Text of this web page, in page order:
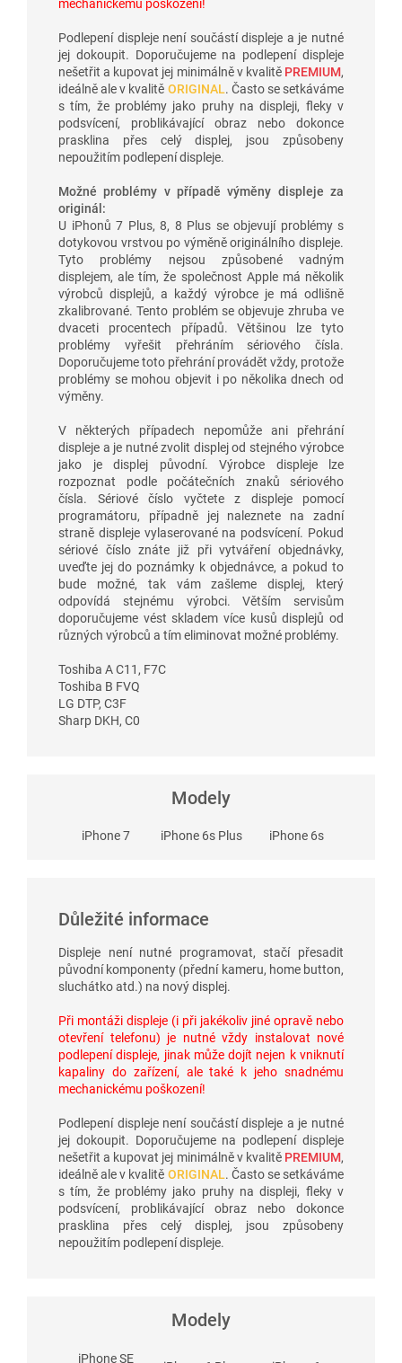
mechanickému poškození!
Podlepení displeje není součástí displeje a je nutné
jej dokoupit. Doporučujeme na podlepení displeje
nešetřit a kupovat jej minimálně v kvalitě PREMIUM,
ideálně ale v kvalitě ORIGINAL. Často se setkáváme
s tím, že problémy jako pruhy na displeji, fleky v
podsvícení, problikávající obraz nebo dokonce
prasklina přes celý displej, jsou způsobeny
nepoužitím podlepení displeje.
Možné problémy v případě výměny displeje za
originál:
U iPhonů 7 Plus, 8, 8 Plus se objevují problémy s
dotykovou vrstvou po výměně originálního displeje.
Tyto problémy nejsou způsobené vadným
displejem, ale tím, že společnost Apple má několik
výrobců displejů, a každý výrobce je má odlišně
zkalibrované. Tento problém se objevuje zhruba ve
dvaceti procentech případů. Většinou lze tyto
problémy vyřešit přehráním sériového čísla.
Doporučujeme toto přehrání provádět vždy, protože
problémy se mohou objevit i po několika dnech od
výměny.
V některých případech nepomůže ani přehrání
displeje a je nutné zvolit displej od stejného výrobce
jako je displej původní. Výrobce displeje lze
rozpoznat podle počátečních znaků sériového
čísla. Sériové číslo vyčtete z displeje pomocí
programátoru, případně jej naleznete na zadní
straně displeje vylaserované na podsvícení. Pokud
sériové číslo znáte již při vytváření objednávky,
uveďte jej do poznámky k objednávce, a pokud to
bude možné, tak vám zašleme displej, který
odpovídá stejnému výrobci. Větším servisům
doporučujeme vést skladem více kusů displejů od
různých výrobců a tím eliminovat možné problémy.
Toshiba A C11, F7C
Toshiba B FVQ
LG DTP, C3F
Sharp DKH, C0
Modely
iPhone 7 iPhone 6s Plus iPhone 6s
Důležité informace
Displeje není nutné programovat, stačí přesadit
původní komponenty (přední kameru, home button,
sluchátko atd.) na nový displej.
Při montáži displeje (i při jakékoliv jiné opravě nebo
otevření telefonu) je nutné vždy instalovat nové
podlepení displeje, jinak může dojít nejen k vniknutí
kapaliny do zařízení, ale také k jeho snadnému
mechanickému poškození!
Podlepení displeje není součástí displeje a je nutné
jej dokoupit. Doporučujeme na podlepení displeje
nešetřit a kupovat jej minimálně v kvalitě PREMIUM,
ideálně ale v kvalitě ORIGINAL. Často se setkáváme
s tím, že problémy jako pruhy na displeji, fleky v
podsvícení, problikávající obraz nebo dokonce
prasklina přes celý displej, jsou způsobeny
nepoužitím podlepení displeje.
Modely
iPhone SE